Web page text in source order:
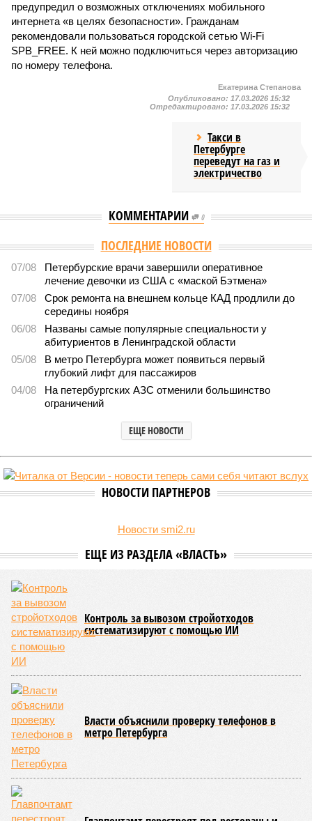
предупредил о возможных отключениях мобильного
интернета «в целях безопасности». Гражданам
рекомендовали пользоваться городской сетью Wi-Fi
SPB_FREE. К ней можно подключиться через авторизацию
по номеру телефона.
Екатерина Степанова
Опубликовано: 17.03.2026 15:32
Отредактировано: 17.03.2026 15:32
Такси в
Петербурге
переведут на газ и
электричество
КОММЕНТАРИИ 0
ПОСЛЕДНИЕ НОВОСТИ
07/08
Петербурские врачи завершили оперативное
лечение девочки из США с «маской Бэтмена»
07/08
Срок ремонта на внешнем кольце КАД продлили до
середины ноября
06/08
Названы самые популярные специальности у
абитуриентов в Ленинградской области
05/08
В метро Петербурга может появиться первый
глубокий лифт для пассажиров
04/08
На петербургских АЗС отменили большинство
ограничений
ЕЩЕ НОВОСТИ
НОВОСТИ ПАРТНЕРОВ
Новости smi2.ru
ЕЩЕ ИЗ РАЗДЕЛА «ВЛАСТЬ»
Контроль за вывозом стройотходов
систематизируют с помощью ИИ
Власти объяснили проверку телефонов в
метро Петербурга